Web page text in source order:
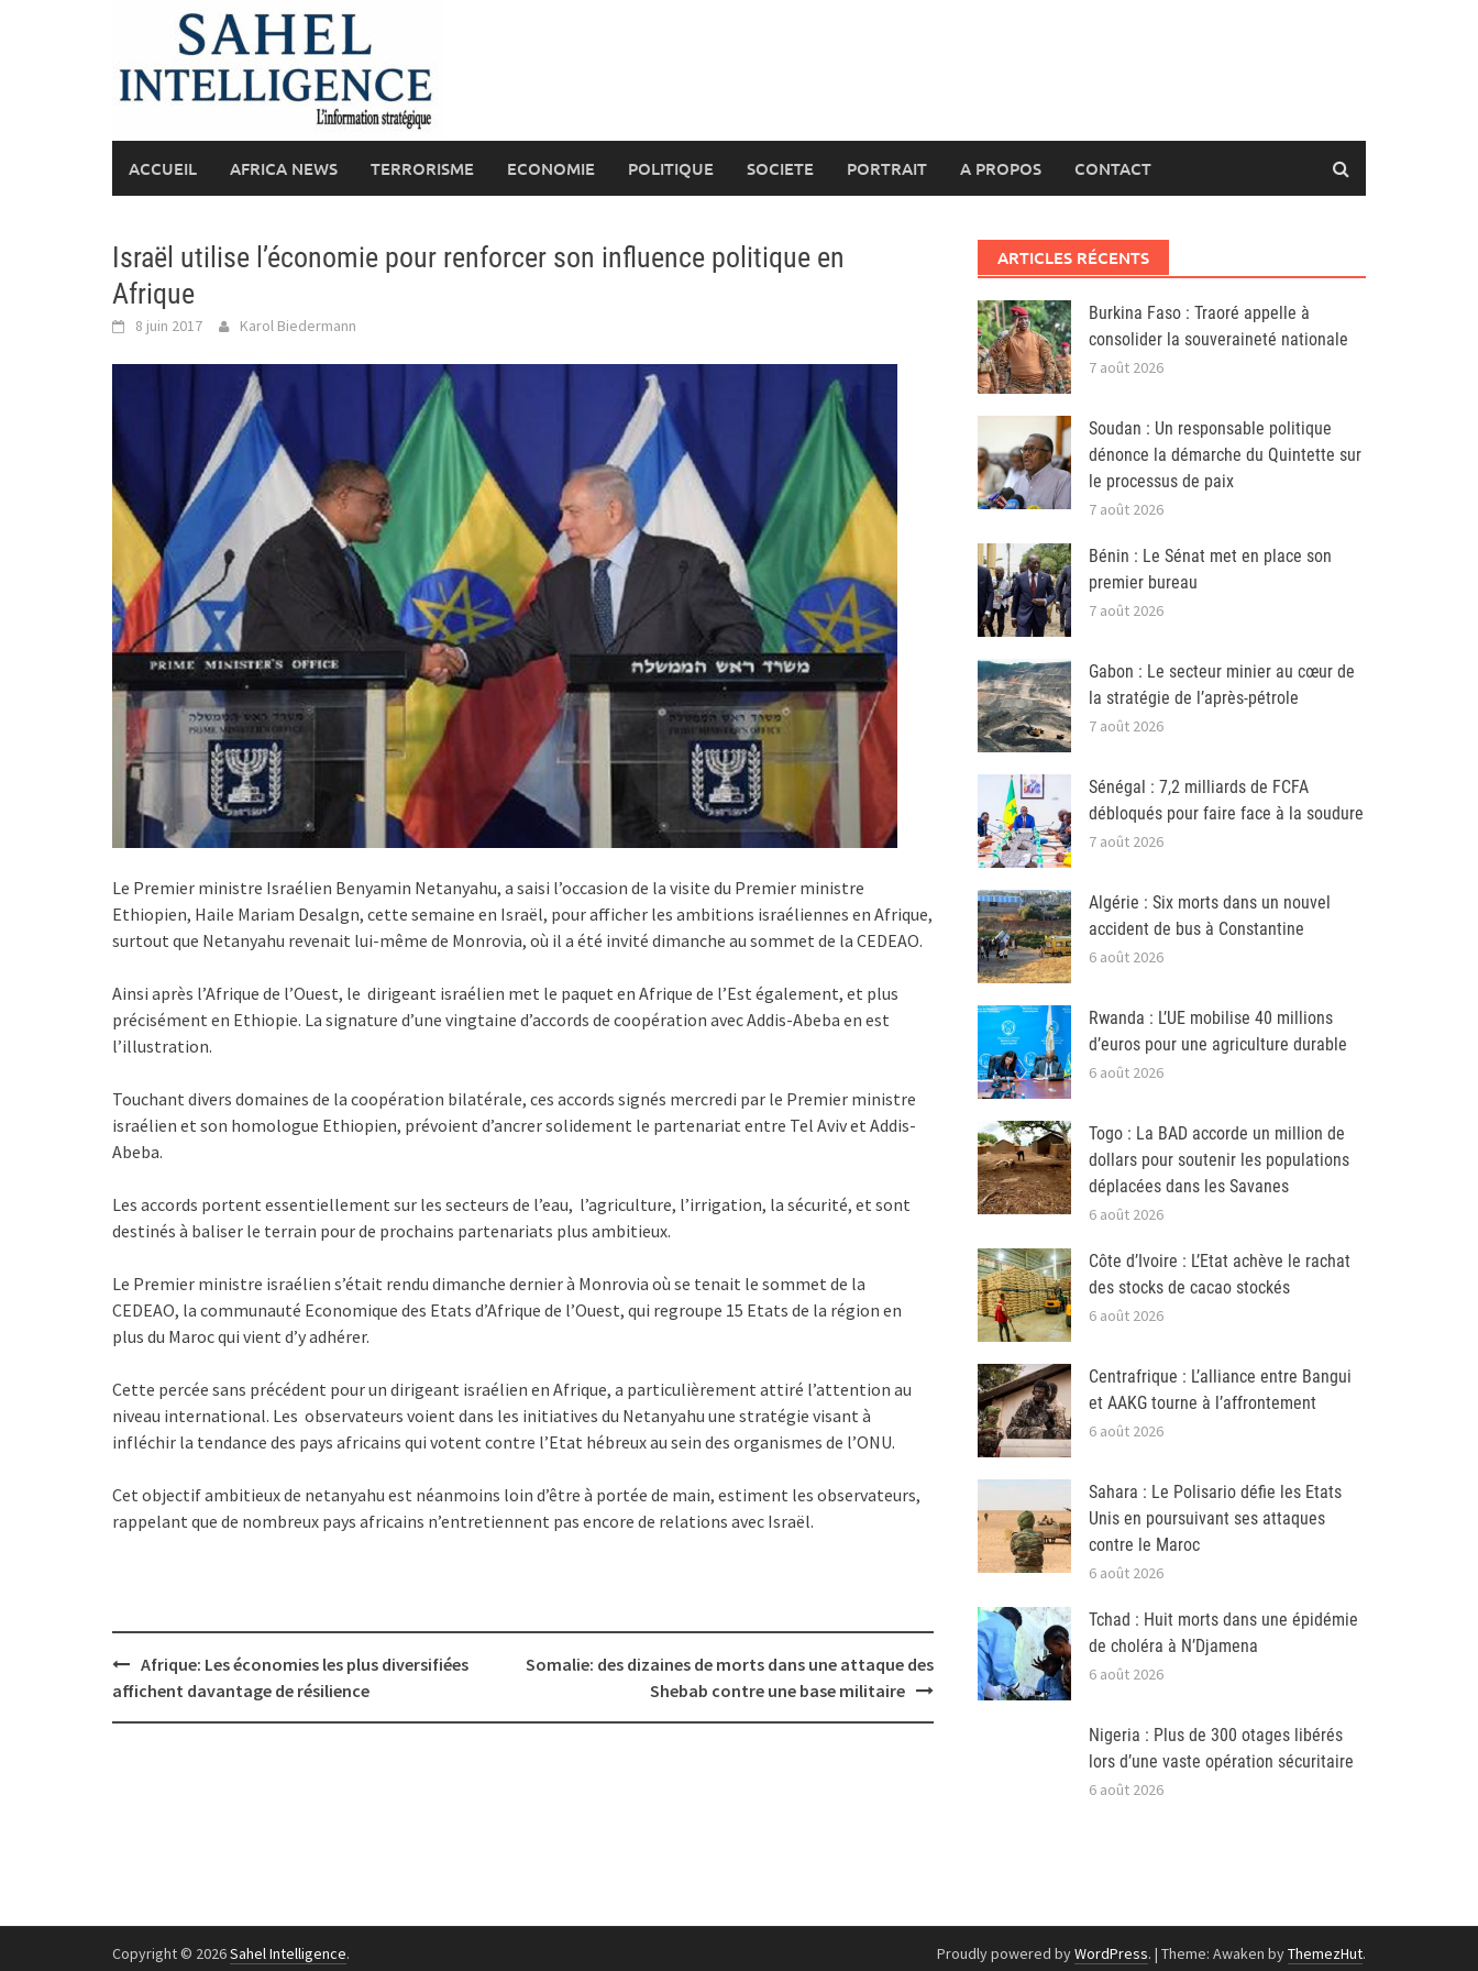
ACCUEIL AFRICA NEWS TERRORISME ECONOMIE POLITIQUE SOCIETE PORTRAIT A PROPOS CONTACT
Israël utilise l’économie pour renforcer son influence politique en
Afrique
8 juin 2017 Karol Biedermann
Le Premier ministre Israélien Benyamin Netanyahu, a saisi l’occasion de la visite du Premier ministre
Ethiopien, Haile Mariam Desalgn, cette semaine en Israël, pour afficher les ambitions israéliennes en Afrique,
surtout que Netanyahu revenait lui-même de Monrovia, où il a été invité dimanche au sommet de la CEDEAO.
Ainsi après l’Afrique de l’Ouest, le dirigeant israélien met le paquet en Afrique de l’Est également, et plus
précisément en Ethiopie. La signature d’une vingtaine d’accords de coopération avec Addis-Abeba en est
l’illustration.
Touchant divers domaines de la coopération bilatérale, ces accords signés mercredi par le Premier ministre
israélien et son homologue Ethiopien, prévoient d’ancrer solidement le partenariat entre Tel Aviv et Addis-
Abeba.
Les accords portent essentiellement sur les secteurs de l’eau, l’agriculture, l’irrigation, la sécurité, et sont
destinés à baliser le terrain pour de prochains partenariats plus ambitieux.
Le Premier ministre israélien s’était rendu dimanche dernier à Monrovia où se tenait le sommet de la
CEDEAO, la communauté Economique des Etats d’Afrique de l’Ouest, qui regroupe 15 Etats de la région en
plus du Maroc qui vient d’y adhérer.
Cette percée sans précédent pour un dirigeant israélien en Afrique, a particulièrement attiré l’attention au
niveau international. Les observateurs voient dans les initiatives du Netanyahu une stratégie visant à
infléchir la tendance des pays africains qui votent contre l’Etat hébreux au sein des organismes de l’ONU.
Cet objectif ambitieux de netanyahu est néanmoins loin d’être à portée de main, estiment les observateurs,
rappelant que de nombreux pays africains n’entretiennent pas encore de relations avec Israël.
Post
navigation
Afrique: Les économies les plus diversifiées
affichent davantage de résilience
Somalie: des dizaines de morts dans une attaque des
Shebab contre une base militaire
ARTICLES RÉCENTS
Burkina Faso : Traoré appelle à
consolider la souveraineté nationale
7 août 2026
Soudan : Un responsable politique
dénonce la démarche du Quintette sur
le processus de paix
7 août 2026
Bénin : Le Sénat met en place son
premier bureau
7 août 2026
Gabon : Le secteur minier au cœur de
la stratégie de l’après-pétrole
7 août 2026
Sénégal : 7,2 milliards de FCFA
débloqués pour faire face à la soudure
7 août 2026
Algérie : Six morts dans un nouvel
accident de bus à Constantine
6 août 2026
Rwanda : L’UE mobilise 40 millions
d’euros pour une agriculture durable
6 août 2026
Togo : La BAD accorde un million de
dollars pour soutenir les populations
déplacées dans les Savanes
6 août 2026
Côte d’Ivoire : L’Etat achève le rachat
des stocks de cacao stockés
6 août 2026
Centrafrique : L’alliance entre Bangui
et AAKG tourne à l’affrontement
6 août 2026
Sahara : Le Polisario défie les Etats
Unis en poursuivant ses attaques
contre le Maroc
6 août 2026
Tchad : Huit morts dans une épidémie
de choléra à N’Djamena
6 août 2026
Nigeria : Plus de 300 otages libérés
lors d’une vaste opération sécuritaire
6 août 2026
Copyright © 2026Sahel Intelligence. Proudly powered byWordPress. | Theme: Awaken byThemezHut.